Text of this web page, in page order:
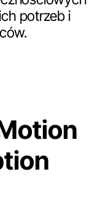
potrzeb i